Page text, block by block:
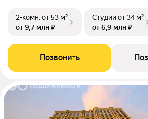
2-комн.от 53 м²
от 9,7 млн ₽
Студииот 34 м²
от 6,9 млн ₽
Позвонить